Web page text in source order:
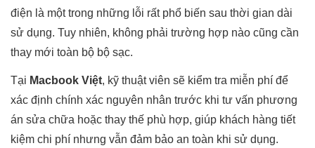
điện là một trong những lỗi rất phổ biến sau thời gian dài
sử dụng. Tuy nhiên, không phải trường hợp nào cũng cần
thay mới toàn bộ bộ sạc.
Tại Macbook Việt, kỹ thuật viên sẽ kiểm tra miễn phí để
xác định chính xác nguyên nhân trước khi tư vấn phương
án sửa chữa hoặc thay thế phù hợp, giúp khách hàng tiết
kiệm chi phí nhưng vẫn đảm bảo an toàn khi sử dụng.